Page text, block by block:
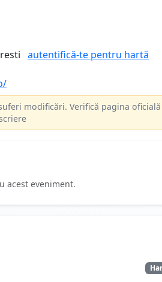
autentifică-te pentru hartă
modificări. Verifică pagina
acest eveniment.